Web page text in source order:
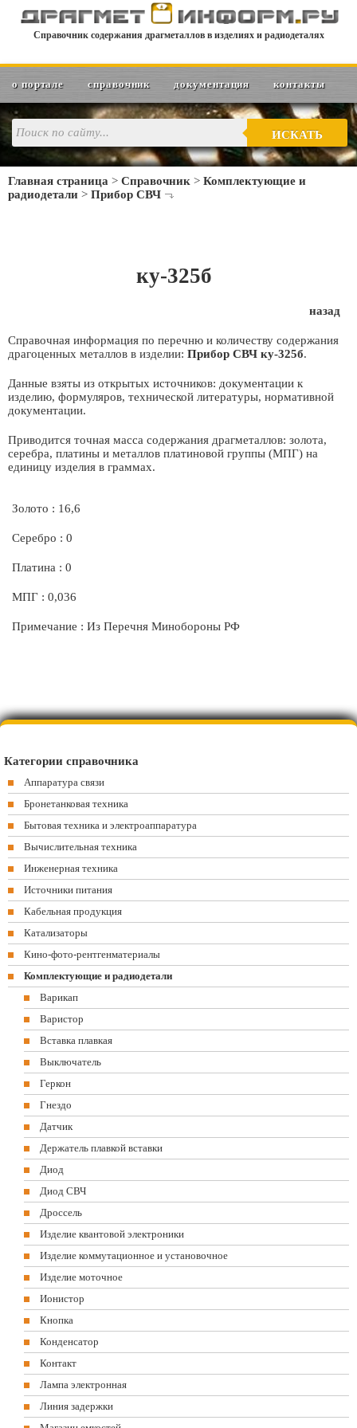
Справочник содержания драгметаллов в изделиях и радиодеталях
о портале справочник документация контакты
ИСКАТЬ
Главная страница > Справочник > Комплектующие и
радиодетали > Прибор СВЧ
ку-325б
назад
Справочная информация по перечню и количеству содержания
драгоценных металлов в изделии: Прибор СВЧ ку-325б.
Данные взяты из открытых источников: документации к
изделию, формуляров, технической литературы, нормативной
документации.
Приводится точная масса содержания драгметаллов: золота,
серебра, платины и металлов платиновой группы (МПГ) на
единицу изделия в граммах.
Золото : 16,6
Серебро : 0
Платина : 0
МПГ : 0,036
Примечание : Из Перечня Минобороны РФ
Категории справочника
Аппаратура связи
Бронетанковая техника
Бытовая техника и электроаппаратура
Вычислительная техника
Инженерная техника
Источники питания
Кабельная продукция
Катализаторы
Кино-фото-рентгенматериалы
Комплектующие и радиодетали
Варикап
Варистор
Вставка плавкая
Выключатель
Геркон
Гнездо
Датчик
Держатель плавкой вставки
Диод
Диод СВЧ
Дроссель
Изделие квантовой электроники
Изделие коммутационное и установочное
Изделие моточное
Ионистор
Кнопка
Конденсатор
Контакт
Лампа электронная
Линия задержки